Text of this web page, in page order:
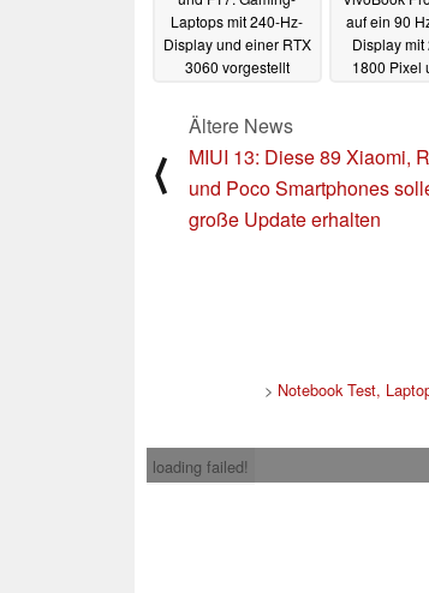
Laptops mit 240-Hz-
Display und einer RTX
3060 vorgestellt
auf ein 90
Display mit
1800 Pixel
⟨
Ältere News
MIUI 13: Diese 89 Xiaomi,
und Poco Smartphones
große Update erhalten
> Notebook Test,
loading failed!